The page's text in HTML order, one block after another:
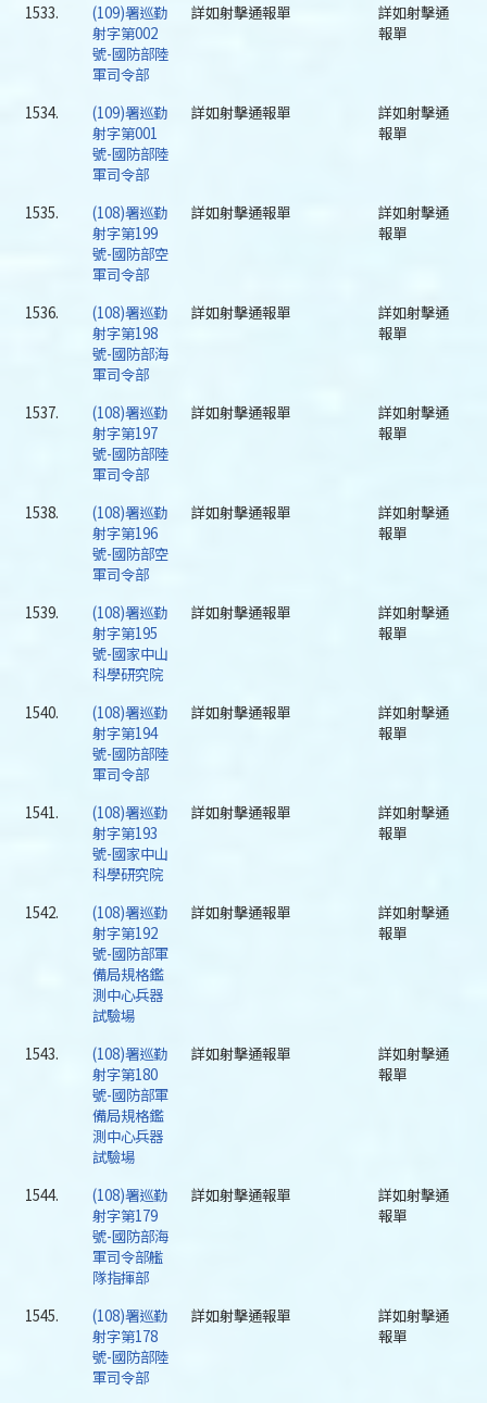
1533.
(109)署巡勤
射字第002
號-國防部陸
軍司令部
詳如射擊通報單
詳如射擊通
報單
1534.
(109)署巡勤
射字第001
號-國防部陸
軍司令部
詳如射擊通報單
詳如射擊通
報單
1535.
(108)署巡勤
射字第199
號-國防部空
軍司令部
詳如射擊通報單
詳如射擊通
報單
1536.
(108)署巡勤
射字第198
號-國防部海
軍司令部
詳如射擊通報單
詳如射擊通
報單
1537.
(108)署巡勤
射字第197
號-國防部陸
軍司令部
詳如射擊通報單
詳如射擊通
報單
1538.
(108)署巡勤
射字第196
號-國防部空
軍司令部
詳如射擊通報單
詳如射擊通
報單
1539.
(108)署巡勤
射字第195
號-國家中山
科學研究院
詳如射擊通報單
詳如射擊通
報單
1540.
(108)署巡勤
射字第194
號-國防部陸
軍司令部
詳如射擊通報單
詳如射擊通
報單
1541.
(108)署巡勤
射字第193
號-國家中山
科學研究院
詳如射擊通報單
詳如射擊通
報單
1542.
(108)署巡勤
射字第192
號-國防部軍
備局規格鑑
測中心兵器
試驗場
詳如射擊通報單
詳如射擊通
報單
1543.
(108)署巡勤
射字第180
號-國防部軍
備局規格鑑
測中心兵器
試驗場
詳如射擊通報單
詳如射擊通
報單
1544.
(108)署巡勤
射字第179
號-國防部海
軍司令部艦
隊指揮部
詳如射擊通報單
詳如射擊通
報單
1545.
(108)署巡勤
射字第178
號-國防部陸
軍司令部
詳如射擊通報單
詳如射擊通
報單